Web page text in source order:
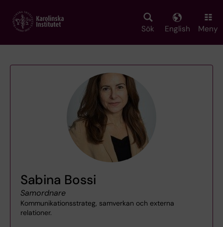
main
Sök English Meny
Sabina Bossi
Samordnare
Kommunikationsstrateg, samverkan och externa
relationer.